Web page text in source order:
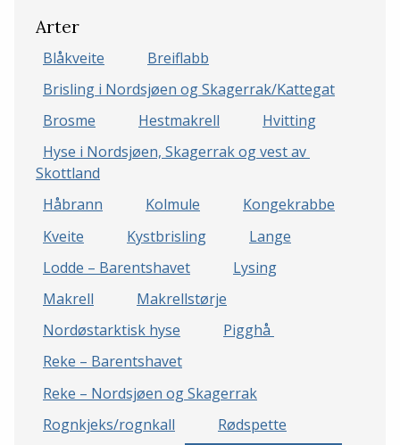
Arter
Blåkveite
Breiflabb
Brisling i Nordsjøen og Skagerrak/Kattegat
Brosme
Hestmakrell
Hvitting
Hyse i Nordsjøen, Skagerrak og vest av
Skottland
Håbrann
Kolmule
Kongekrabbe
Kveite
Kystbrisling
Lange
Lodde – Barentshavet
Lysing
Makrell
Makrellstørje
Nordøstarktisk hyse
Pigghå
Reke – Barentshavet
Reke – Nordsjøen og Skagerrak
Rognkjeks/rognkall
Rødspette